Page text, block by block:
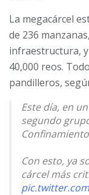
La megacárcel
de 236
infraestructura,
40,000 reos.
pandilleros,
Este día, en
segundo
Con esto, ya
cárcel más